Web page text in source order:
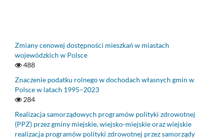
Zmiany cenowej dostępności mieszkań w miastach
wojewódzkich w Polsce
488
Znaczenie podatku rolnego w dochodach własnych gmin w
Polsce w latach 1995–2023
284
Realizacja samorządowych programów polityki zdrowotnej
(PPZ) przez gminy miejskie, wiejsko-miejskie oraz wiejskie
realizacja programów polityki zdrowotnej przez samorządy